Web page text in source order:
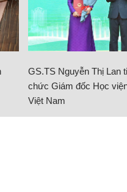
GS.TS Nguyễn Thị Lan
chức Giám đốc Học
Việt Nam